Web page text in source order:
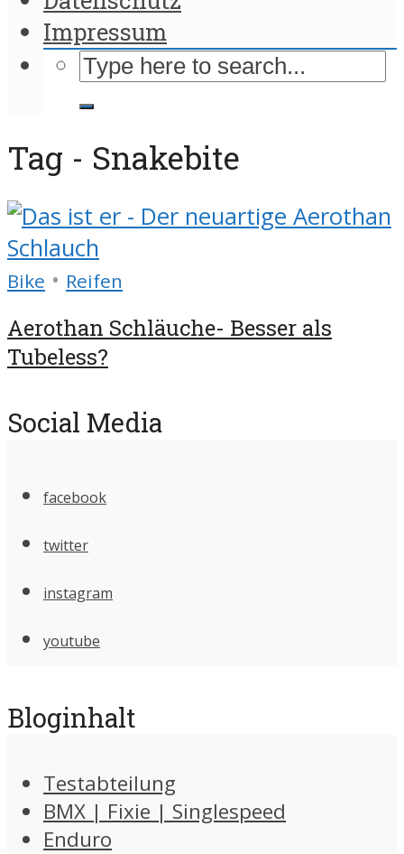
Impressum
Tag - Snakebite
Bike • Reifen
Aerothan Schläuche- Besser als
Tubeless?
Social Media
facebook
twitter
instagram
youtube
Bloginhalt
Testabteilung
BMX | Fixie | Singlespeed
Enduro